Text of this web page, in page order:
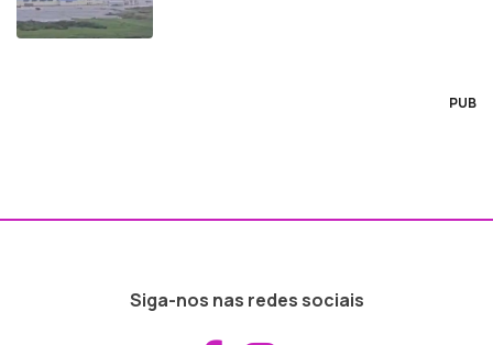
PUB
Siga-nos nas redes sociais